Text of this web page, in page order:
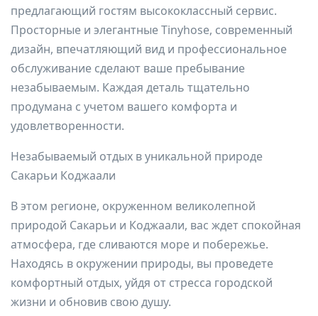
предлагающий гостям высококлассный сервис.
Просторные и элегантные Tinyhose, современный
дизайн, впечатляющий вид и профессиональное
обслуживание сделают ваше пребывание
незабываемым. Каждая деталь тщательно
продумана с учетом вашего комфорта и
удовлетворенности.
Незабываемый отдых в уникальной природе
Сакарьи Коджаали
В этом регионе, окруженном великолепной
природой Сакарьи и Коджаали, вас ждет спокойная
атмосфера, где сливаются море и побережье.
Находясь в окружении природы, вы проведете
комфортный отдых, уйдя от стресса городской
жизни и обновив свою душу.